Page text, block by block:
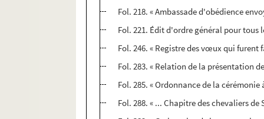
Fol. 218. « Ambassade d'obédience
Fol. 221. Édit d'ordre général pour tous
Fol. 246. « Registre des vœux qui furent
Fol. 283. « Relation de la présentation
Fol. 285. « Ordonnance de la
Fol. 288. « ... Chapitre des chevaliers